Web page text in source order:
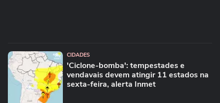
CIDADES
'Ciclone-bomba': tempestades e
vendavais devem atingir 11 estados na
sexta-feira, alerta Inmet